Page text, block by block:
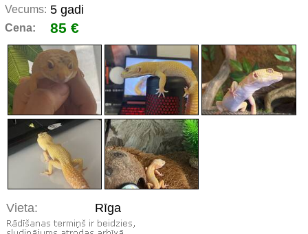
Vecums: 5 gadi
Cena: 85 €
Vieta: Rīga